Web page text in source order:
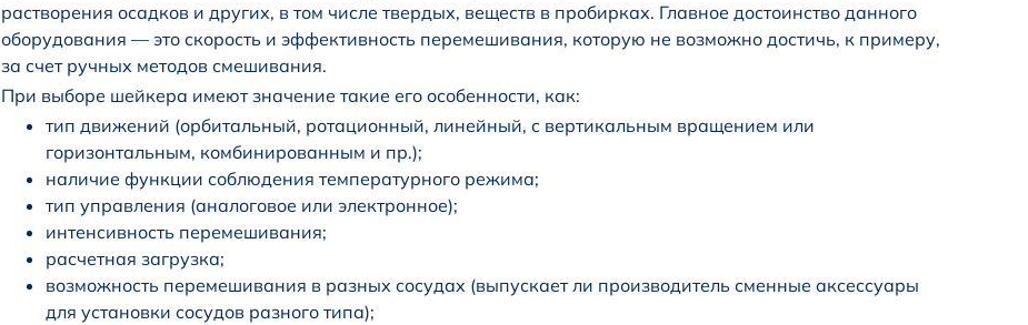
растворения осадков и других, в том числе твердых, веществ в пробирках. Главное достоинство данного
оборудования — это скорость и эффективность перемешивания, которую не возможно достичь, к примеру,
за счет ручных методов смешивания.
При выборе шейкера имеют значение такие его особенности, как:
тип движений (орбитальный, ротационный, линейный, с вертикальным вращением или
горизонтальным, комбинированным и пр.);
наличие функции соблюдения температурного режима;
тип управления (аналоговое или электронное);
интенсивность перемешивания;
расчетная загрузка;
возможность перемешивания в разных сосудах (выпускает ли производитель сменные аксессуары
для установки сосудов разного типа);